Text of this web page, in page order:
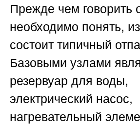
Прежде чем говорить
необходимо понять,
состоит типичный
Базовыми узлами
резервуар для воды,
электрический насос,
нагревательный